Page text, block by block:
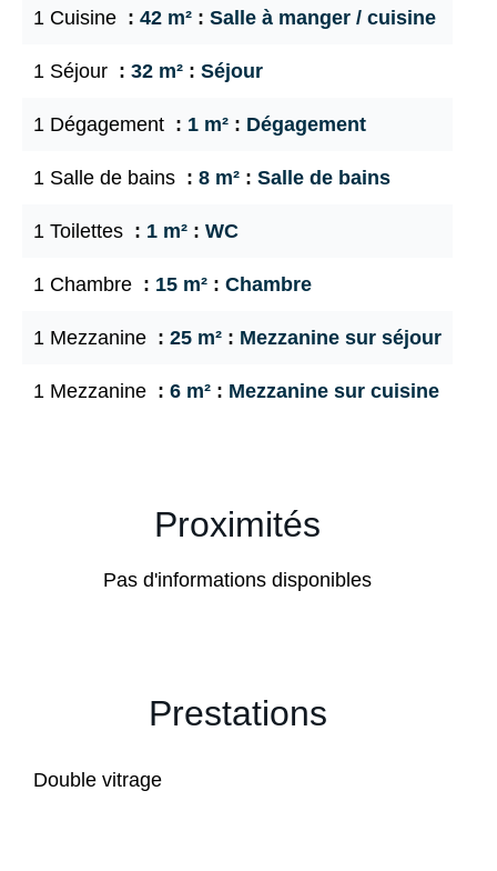
1 Cuisine 42 m² Salle à manger / cuisine
1 Séjour 32 m² Séjour
1 Dégagement 1 m² Dégagement
1 Salle de bains 8 m² Salle de bains
1 Toilettes 1 m² WC
1 Chambre 15 m² Chambre
1 Mezzanine 25 m² Mezzanine sur séjour
1 Mezzanine 6 m² Mezzanine sur cuisine
Proximités
Pas d'informations disponibles
Prestations
Double vitrage